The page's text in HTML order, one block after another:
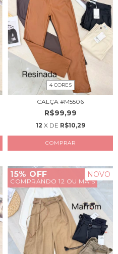
4 CORES
CALÇA #M5506
R$99,99
12 X DE R$10,29
COMPRAR
15% OFF
COMPRANDO 12 OU MAIS
NOVO